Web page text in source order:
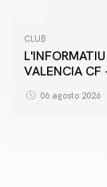
CLUB
L'INFORMATIU DEL
VALENCIA
06 agosto 2026
PRIMER EQUIP